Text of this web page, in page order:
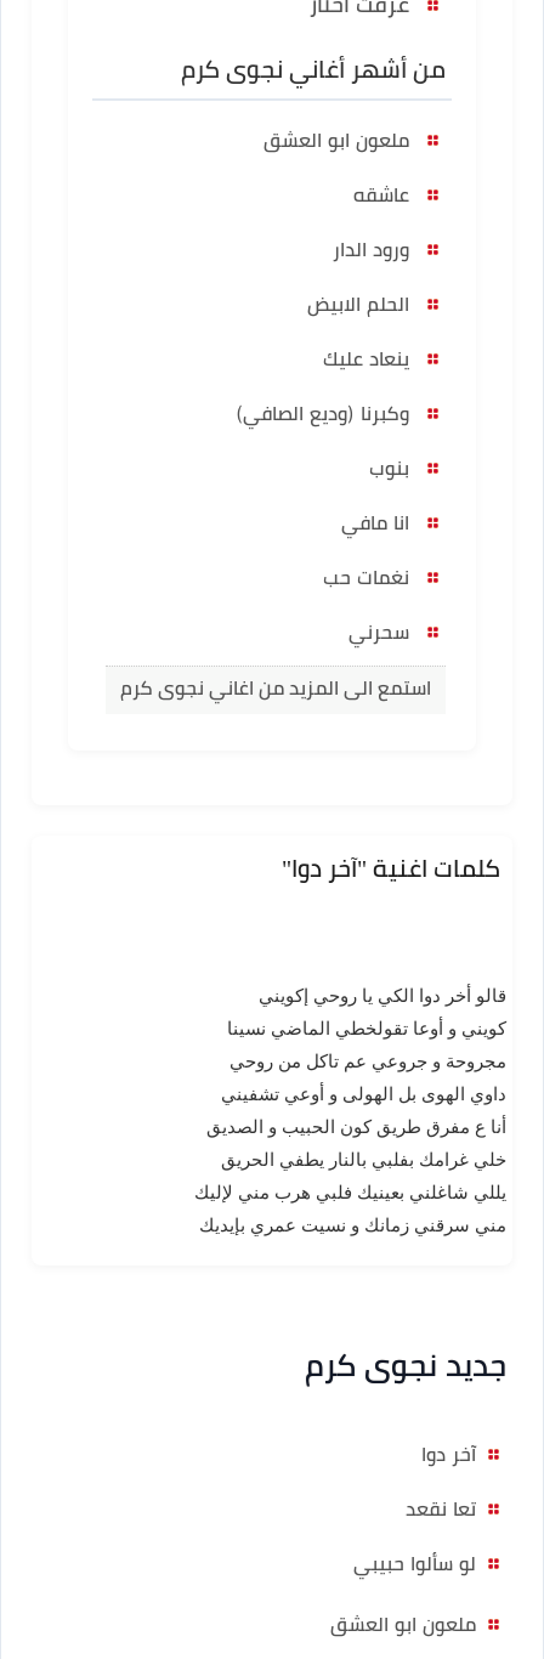
من أشهر أغاني نجوى كرم
ملعون ابو العشق
عاشقه
ورود الدار
الحلم الابيض
ينعاد عليك
وكبرنا (وديع الصافي)
بنوب
انا مافي
نغمات حب
سحرني
استمع الى المزيد من اغاني نجوى كرم
كلمات اغنية "آخر دوا"
قالو أخر دوا الكي يا روحي إكويني
كويني و أوعا تقولخطي الماضي نسينا
مجروحة و جروعي عم تاكل من روحي
داوي الهوى بل الهولى و أوعي تشفيني
أنا ع مفرق طريق كون الحبيب و الصديق
خلي غرامك بفلبي بالنار يطفي الحريق
يللي شاغلني بعينيك فلبي هرب مني لإليك
مني سرقني زمانك و نسيت عمري بإيديك
جديد نجوى كرم
آخر دوا
تعا نقعد
لو سألوا حبيبي
ملعون ابو العشق